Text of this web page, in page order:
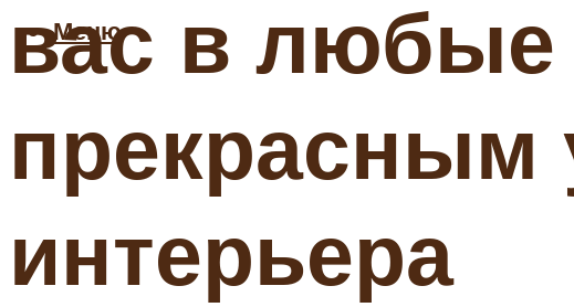
Меню
вас в любые
прекрасным
интерьера